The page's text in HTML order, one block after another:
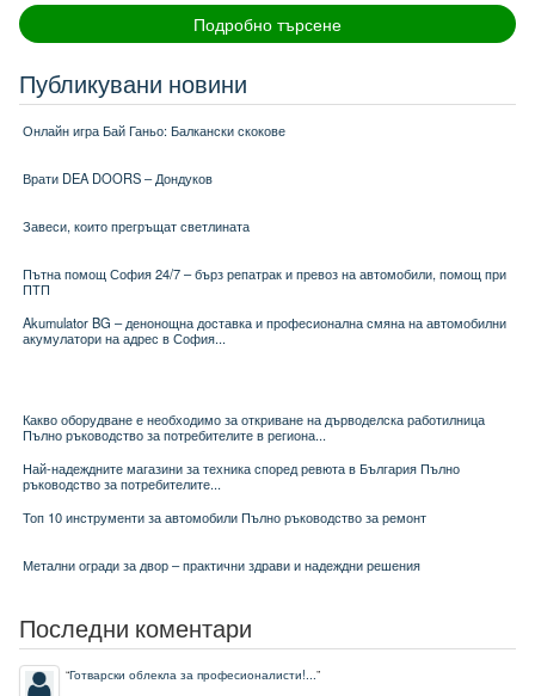
Подробно търсене
Публикувани новини
Онлайн игра Бай Ганьо: Балкански скокове
Врати DEA DOORS – Дондуков
Завеси, които прегръщат светлината
Пътна помощ София 24/7 – бърз репатрак и превоз на автомобили, помощ при
ПТП
Akumulator BG – денонощна доставка и професионална смяна на автомобилни
акумулатори на адрес в София...
Какво оборудване е необходимо за откриване на дърводелска работилница
Пълно ръководство за потребителите в региона...
Най-надеждните магазини за техника според ревюта в България Пълно
ръководство за потребителите...
Топ 10 инструменти за автомобили Пълно ръководство за ремонт
Метални огради за двор – практични здрави и надеждни решения
Последни коментари
“Готварски облекла за професионалисти!...”